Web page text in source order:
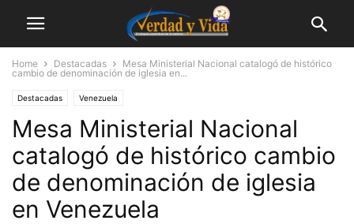
Home Destacadas
Mesa Ministerial Nacional catalogó de histórico
cambio de denominación de iglesia en...
Destacadas Venezuela
Mesa Ministerial Nacional
catalogó de histórico cambio
de denominación de iglesia
en Venezuela